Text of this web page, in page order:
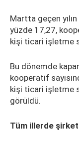
Martta geçen yılın
yüzde 17,27,
kişi ticari işletme
Bu dönemde
kooperatif
kişi ticari işletme
görüldü.
Tüm illerde